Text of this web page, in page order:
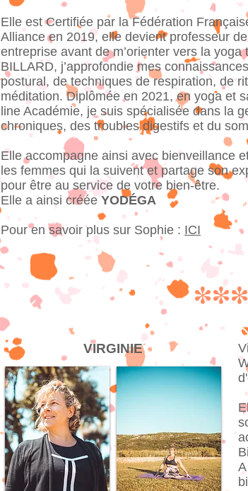
Elle est Certifiée par la Fédération
Alliance en 2019, elle devient professeur
entreprise avant de m’orienter vers la
BILLARD, j’approfondie mes
postural, de techniques de respiration, de
méditation. Diplômée en 2021, en yoga et
line Académie, je suis spécialisée dans la
chroniques, des troubles digestifs et du
Elle accompagne ainsi avec bienveillance
les femmes qui la suivent et partage son
pour être au service de votre bien-être.
Elle a ainsi créée YODÉGA
Pour en savoir plus sur Sophie : ICI
VIRGINIE